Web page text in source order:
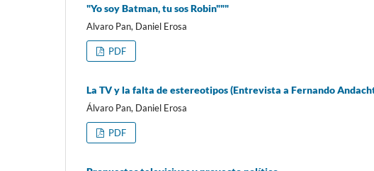
"Yo soy Batman, tu sos Robin"""
Alvaro Pan, Daniel Erosa
PDF
La TV y la falta de estereotipos (Entrevista a Fernando
Álvaro Pan, Daniel Erosa
PDF